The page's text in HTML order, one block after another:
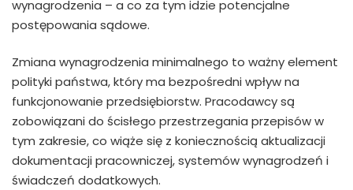
wynagrodzenia – a co za tym idzie potencjalne
postępowania sądowe.
Zmiana wynagrodzenia minimalnego to ważny element
polityki państwa, który ma bezpośredni wpływ na
funkcjonowanie przedsiębiorstw. Pracodawcy są
zobowiązani do ścisłego przestrzegania przepisów w
tym zakresie, co wiąże się z koniecznością aktualizacji
dokumentacji pracowniczej, systemów wynagrodzeń i
świadczeń dodatkowych.